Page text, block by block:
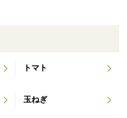
蔵庫での保存をおすすめ
トマト
玉ねぎ